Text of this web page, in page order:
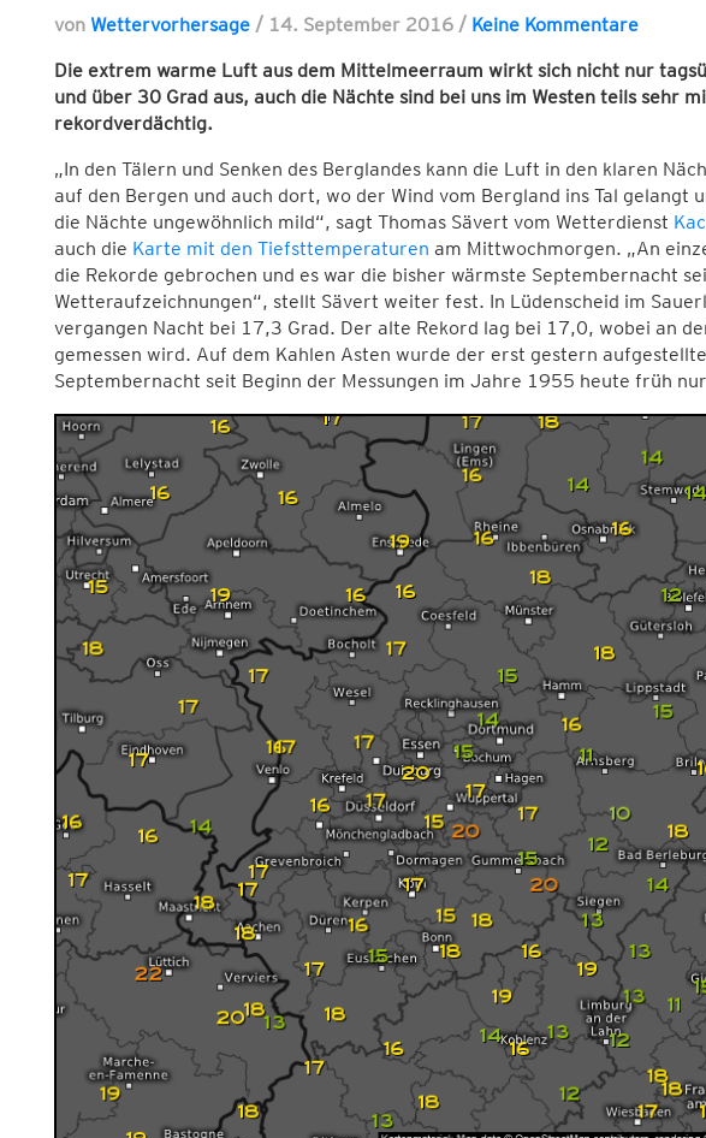
von Wettervorhersage / 14. September 2016 / Keine Kommentare
Die extrem warme Luft aus dem Mittelmeerraum wirkt sich nicht nur
und über 30 Grad aus, auch die Nächte sind bei uns im Westen teils sehr
rekordverdächtig.
„In den Tälern und Senken des Berglandes kann die Luft in den klaren
auf den Bergen und auch dort, wo der Wind vom Bergland ins Tal gelangt
die Nächte ungewöhnlich mild“, sagt Thomas Sävert vom Wetterdienst
auch die Karte mit den Tiefsttemperaturen am Mittwochmorgen. „An
die Rekorde gebrochen und es war die bisher wärmste Septembernacht
Wetteraufzeichnungen“, stellt Sävert weiter fest. In Lüdenscheid im
vergangen Nacht bei 17,3 Grad. Der alte Rekord lag bei 17,0, wobei an
gemessen wird. Auf dem Kahlen Asten wurde der erst gestern
Septembernacht seit Beginn der Messungen im Jahre 1955 heute früh